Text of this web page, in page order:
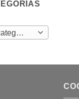
Selecciona una categoría